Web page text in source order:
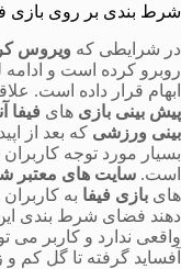
شرط بندی بر روی بازی
در شرایطی که ویروس
روبرو کرده است و ادامه
ابهام قرار داده است.
پیش بینی بازی های فیفا
بینی ورزشی که بعد از
بسیار مورد توجه کاربران
است. سایت های معتبر
های بازی فیفا به
دهند فضای شرط بندی این
واقعی ندارد و کاربر می
آفساید گرفته تا گل کم و